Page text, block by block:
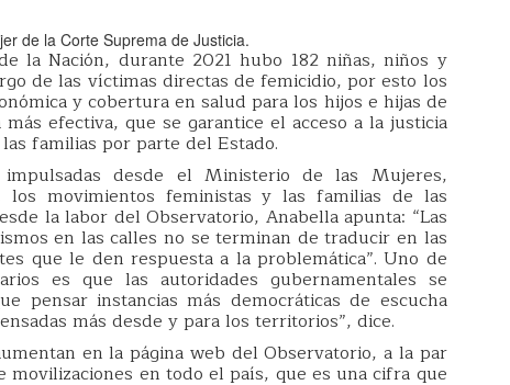
de la Corte Suprema de Justicia.
la Nación, durante 2021 hubo 182 niñas, niños y
de las víctimas directas de femicidio, por esto los
y cobertura en salud para los hijos e hijas de
efectiva, que se garantice el acceso a la justicia
a las familias por parte del Estado.
desde el Ministerio de las Mujeres,
los movimientos feministas y las familias de las
la labor del Observatorio, Anabella apunta: “Las
en las calles no se terminan de traducir en las
que le den respuesta a la problemática”. Uno de
es que las autoridades gubernamentales se
pensar instancias más democráticas de escucha
más desde y para los territorios”, dice.
en la página web del Observatorio, a la par
en todo el país, que es una cifra que